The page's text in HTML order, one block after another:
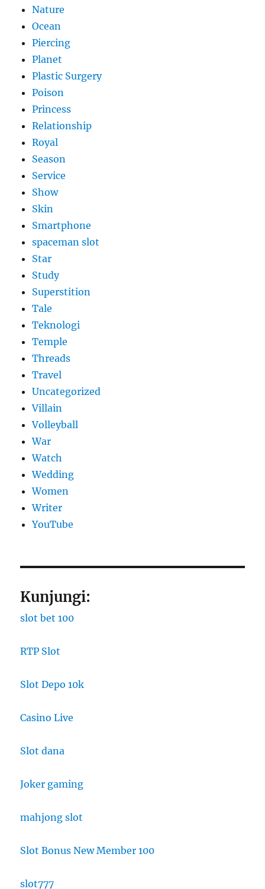
Nature
Ocean
Piercing
Planet
Plastic Surgery
Poison
Princess
Relationship
Royal
Season
Service
Show
Skin
Smartphone
spaceman slot
Star
Study
Superstition
Tale
Teknologi
Temple
Threads
Travel
Uncategorized
Villain
Volleyball
War
Watch
Wedding
Women
Writer
YouTube
Kunjungi:
slot bet 100
RTP Slot
Slot Depo 10k
Casino Live
Slot dana
Joker gaming
mahjong slot
Slot Bonus New Member 100
slot777